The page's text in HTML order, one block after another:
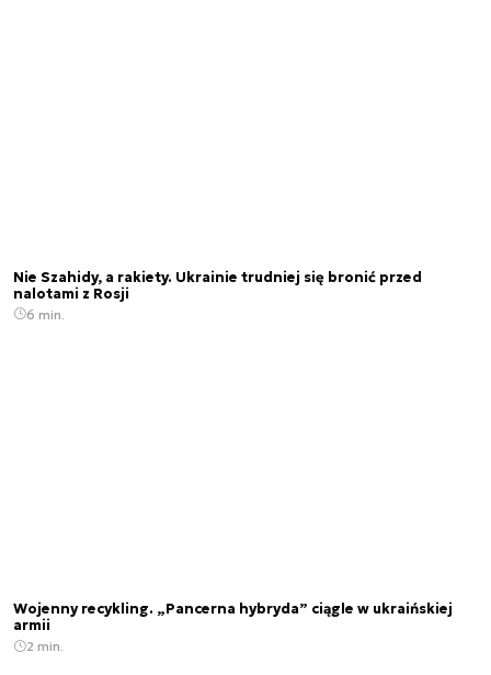
Nie Szahidy, a rakiety. Ukrainie trudniej się bronić przed
nalotami z Rosji
6 min.
Wojenny recykling. „Pancerna hybryda” ciągle w ukraińskiej
armii
2 min.